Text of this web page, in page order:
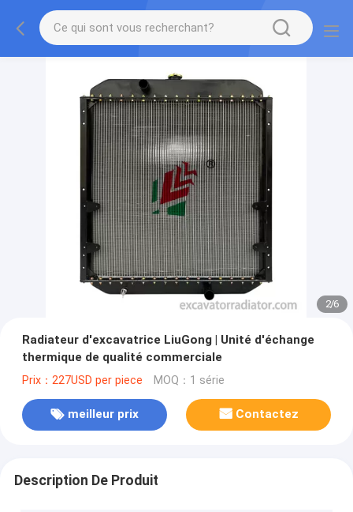
2/6
Radiateur d'excavatrice LiuGong | Unité d'échange
thermique de qualité commerciale
Prix：227USD per piece MOQ：1 série
meilleur prix Contactez
Description De Produit